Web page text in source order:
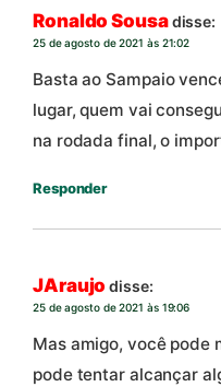
Ronaldo Sousadisse:
25 de agosto de 2021 às 21:02
Basta ao Sampaio
lugar, quem vai
na rodada final, o
Responder
JAraujo disse:
25 de agosto de 2021 às 19:06
Mas amigo, você pode
pode tentar alcançar